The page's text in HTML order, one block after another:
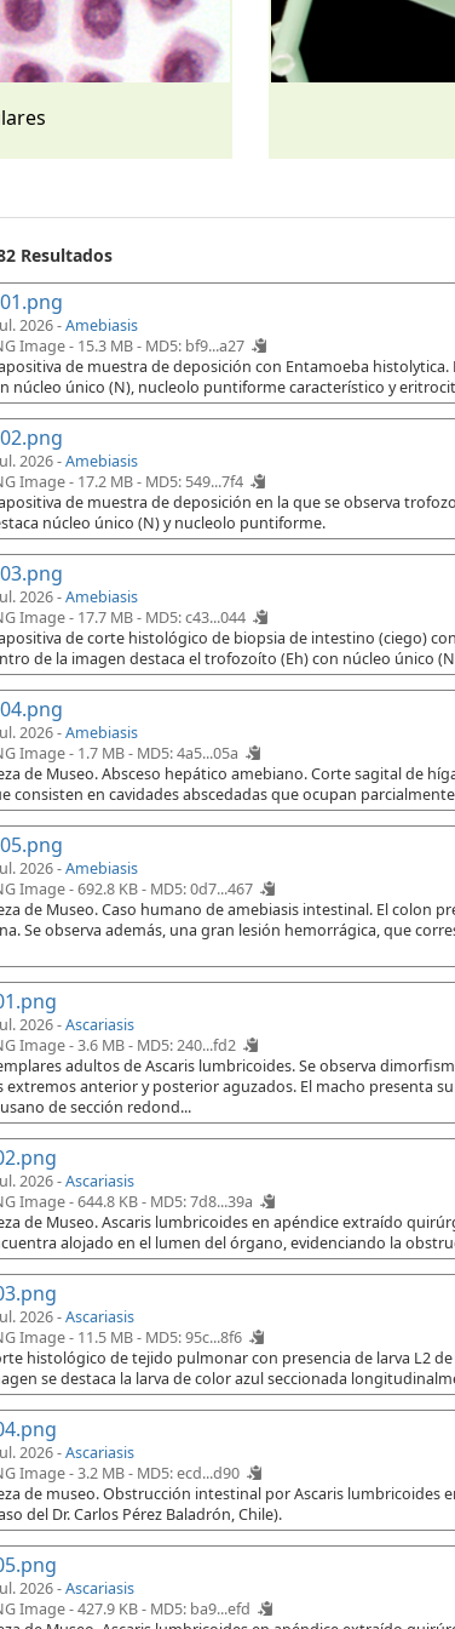
Resultados
2026 -Amebiasis
Image - 15.3 MB - MD5: bf9...a27
de muestra de deposición con Entamoeba
núcleo único (N), nucleolo puntiforme característico y
2026 -Amebiasis
Image - 17.2 MB - MD5: 549...7f4
de muestra de deposición en la que se observa
núcleo único (N) y nucleolo puntiforme.
2026 -Amebiasis
Image - 17.7 MB - MD5: c43...044
de corte histológico de biopsia de intestino (ciego)
de la imagen destaca el trofozoíto (Eh) con núcleo único
2026 -Amebiasis
Image - 1.7 MB - MD5: 4a5...05a
de Museo. Absceso hepático amebiano. Corte sagital de
consisten en cavidades abscedadas que ocupan
2026 -Amebiasis
Image - 692.8 KB - MD5: 0d7...467
de Museo. Caso humano de amebiasis intestinal. El colon
Se observa además, una gran lesión hemorrágica, que
2026 -Ascariasis
Image - 3.6 MB - MD5: 240...fd2
adultos de Ascaris lumbricoides. Se observa
extremos anterior y posterior aguzados. El macho presenta
de sección redond...
2026 -Ascariasis
Image - 644.8 KB - MD5: 7d8...39a
de Museo. Ascaris lumbricoides en apéndice extraído
alojado en el lumen del órgano, evidenciando la
2026 -Ascariasis
Image - 11.5 MB - MD5: 95c...8f6
histológico de tejido pulmonar con presencia de larva L2
se destaca la larva de color azul seccionada
2026 -Ascariasis
Image - 3.2 MB - MD5: ecd...d90
de museo. Obstrucción intestinal por Ascaris
del Dr. Carlos Pérez Baladrón, Chile).
2026 -Ascariasis
Image - 427.9 KB - MD5: ba9...efd